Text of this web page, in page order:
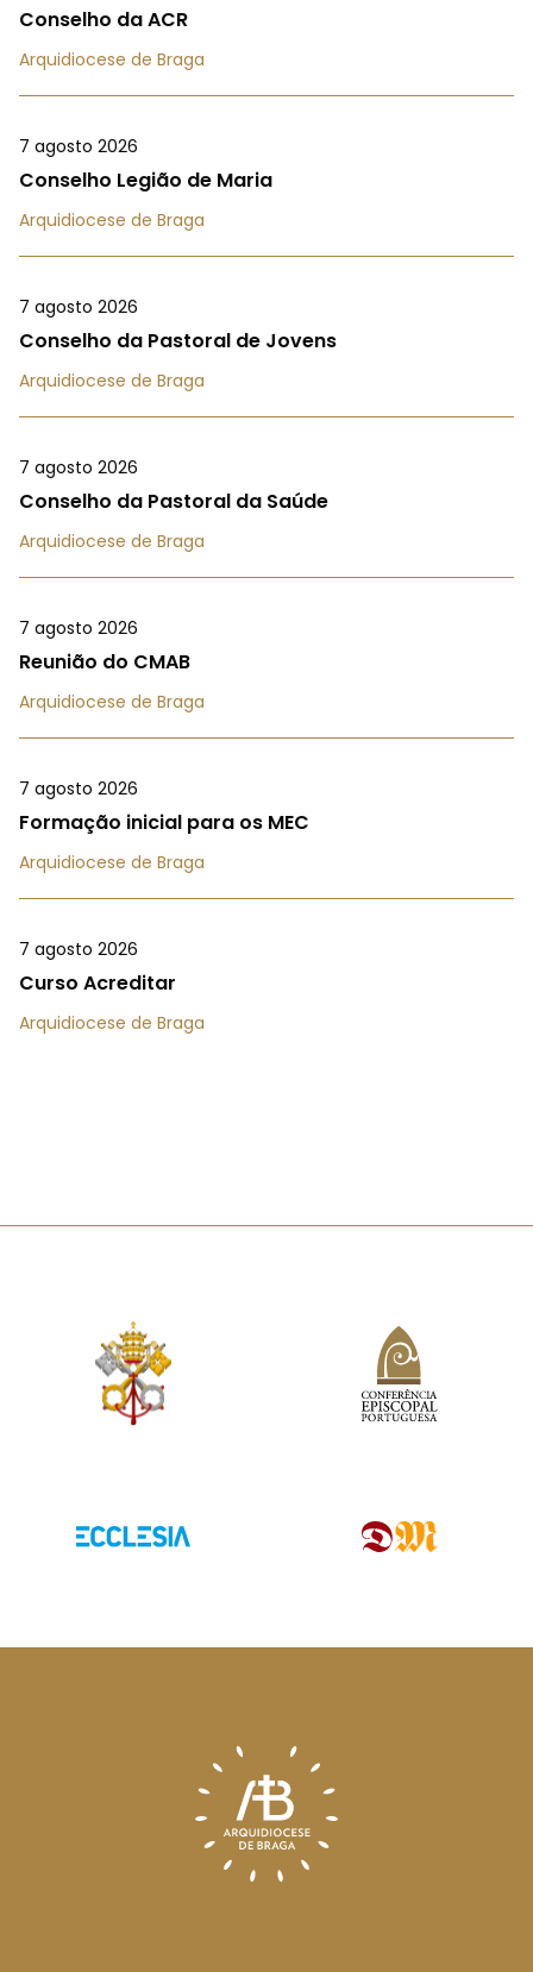
Conselho da ACR
Arquidiocese de Braga
7 agosto 2026
Conselho Legião de Maria
Arquidiocese de Braga
7 agosto 2026
Conselho da Pastoral de Jovens
Arquidiocese de Braga
7 agosto 2026
Conselho da Pastoral da Saúde
Arquidiocese de Braga
7 agosto 2026
Reunião do CMAB
Arquidiocese de Braga
7 agosto 2026
Formação inicial para os MEC
Arquidiocese de Braga
7 agosto 2026
Curso Acreditar
Arquidiocese de Braga